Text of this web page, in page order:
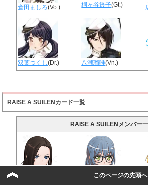
倉田ましろ(Vo.) 桐ヶ谷透子(Gt.)
双葉つくし(Dr.) 八潮瑠唯(Vn.)
RAISE A SUILENカード一覧
RAISE A SUILENメンバー
レイヤ ロック (Gt.)
このページの先頭へ